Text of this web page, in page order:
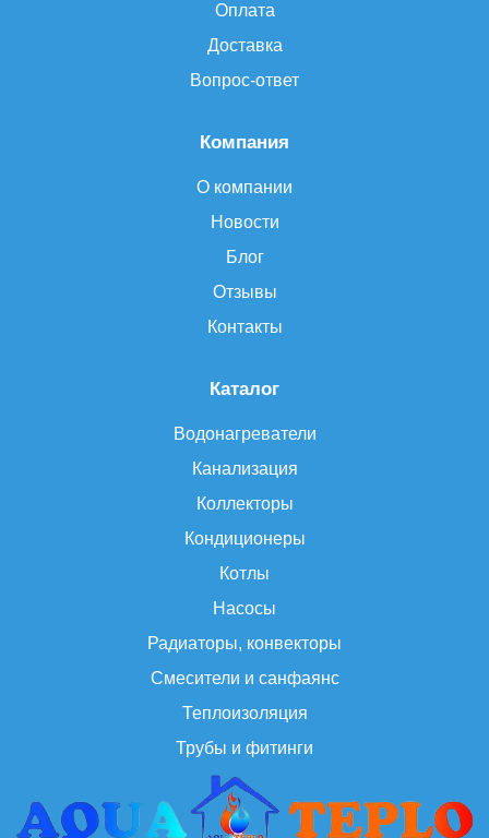
Каталог
Водонагреватели
Канализация
Коллекторы
Кондиционеры
Котлы
Насосы
Радиаторы, конвекторы
Смесители и санфаянс
Теплоизоляция
Трубы и фитинги
Компания
О компании
Новости
Блог
Отзывы
Контакты
Оплата
Доставка
Вопрос-ответ